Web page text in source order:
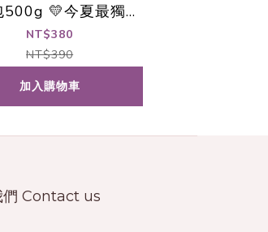
500g 💛今夏最獨特
的酸甜愛戀💛
NT$380
NT$390
加入購物車
們 Contact us